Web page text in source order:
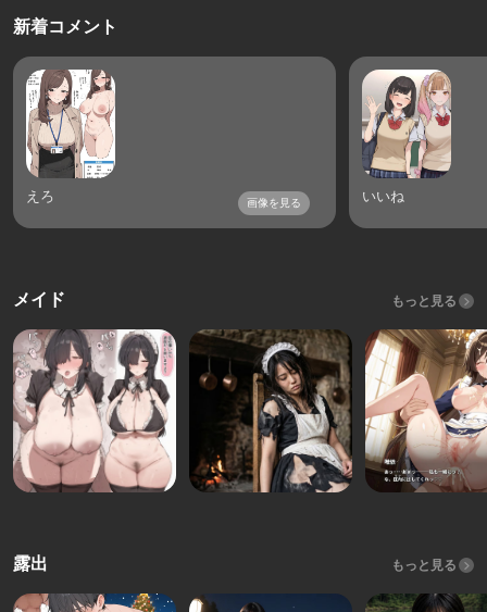
新着コメント
えろ 画像を見る いいね
メイド もっと見る
露出 もっと見る